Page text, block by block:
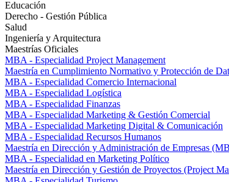
Educación
Derecho - Gestión Pública
Salud
Ingeniería y Arquitectura
Maestrías Oficiales
MBA - Especialidad Project Management
Maestría en Cumplimiento Normativo y Protección de
MBA - Especialidad Comercio Internacional
MBA - Especialidad Logística
MBA - Especialidad Finanzas
MBA - Especialidad Marketing & Gestión Comercial
MBA - Especialidad Marketing Digital & Comunicación
MBA - Especialidad Recursos Humanos
Maestría en Dirección y Administración de Empresas
MBA - Especialidad en Marketing Político
Maestría en Dirección y Gestión de Proyectos (Project